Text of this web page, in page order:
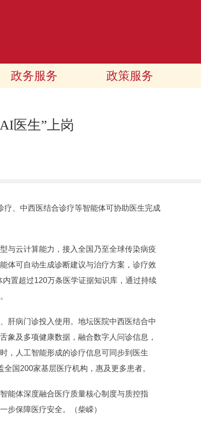
政务服务 政策服务
医生”上岗
、中西医结合诊疗等智能体可协助医生完成
云计算能力，接入全国乃至全球传染病疫
体可自动生成诊断建议与治疗方案，诊疗效
置超过120万条医学证据知识库，通过持续
病门诊投入使用。地坛医院中西医结合中
象及多项健康数据，融合数字人问诊信息，
，人工智能形成的诊疗信息可同步到医生
国200家基层医疗机构，惠及更多患者。
体深度融合医疗质量核心制度与质控指
步保障医疗安全。（柴嵘）